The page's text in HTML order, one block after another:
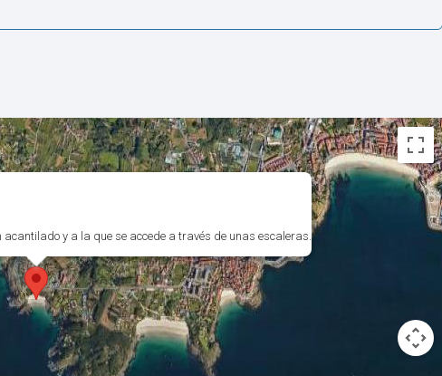
y a la que se accede a través de unas escaleras.